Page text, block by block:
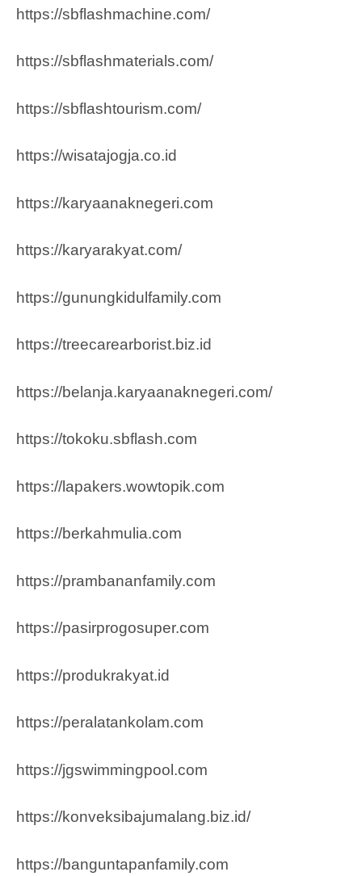
https://sbflashmachine.com/
https://sbflashmaterials.com/
https://sbflashtourism.com/
https://wisatajogja.co.id
https://karyaanaknegeri.com
https://karyarakyat.com/
https://gunungkidulfamily.com
https://treecarearborist.biz.id
https://belanja.karyaanaknegeri.com/
https://tokoku.sbflash.com
https://lapakers.wowtopik.com
https://berkahmulia.com
https://prambananfamily.com
https://pasirprogosuper.com
https://produkrakyat.id
https://peralatankolam.com
https://jgswimmingpool.com
https://konveksibajumalang.biz.id/
https://banguntapanfamily.com